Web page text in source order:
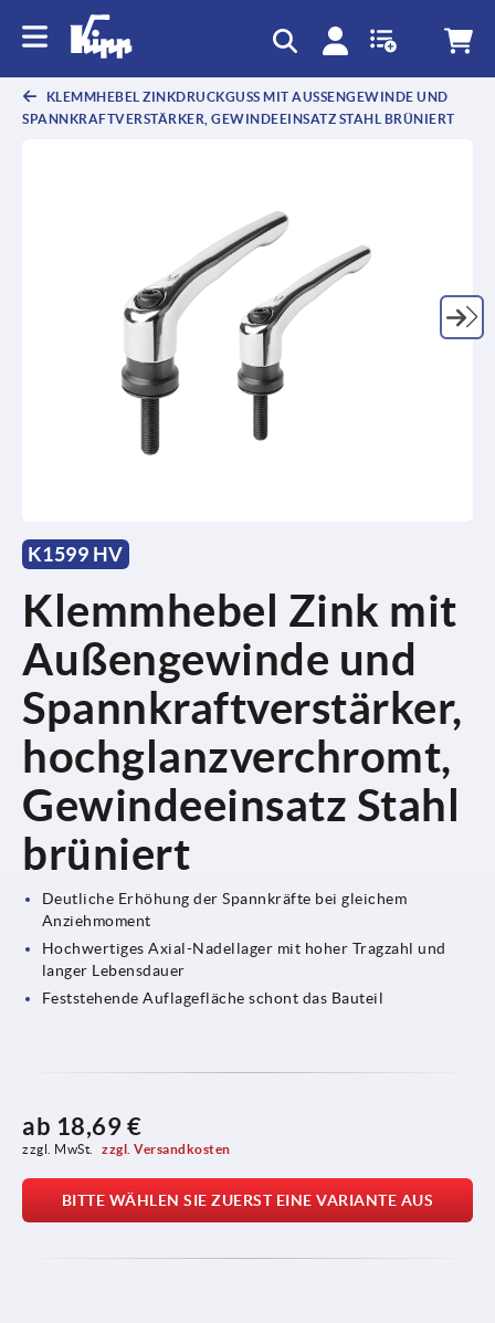
KLEMMHEBEL ZINKDRUCKGUSS MIT AUSSENGEWINDE UND S
PANNKRAFTVERSTÄRKER, GEWINDEEINSATZ STAHL BRÜNIERT
K1599 HV
Klemmhebel Zink mit
Außengewinde und
Spannkraftverstärker,
hochglanzverchromt,
Gewindeeinsatz Stahl
brüniert
Deutliche Erhöhung der Spannkräfte bei gleichem
Anziehmoment
Hochwertiges Axial-Nadellager mit hoher Tragzahl und
langer Lebensdauer
Feststehende Auflagefläche schont das Bauteil
ab 18,69 €
zzgl. MwSt. zzgl. Versandkosten
BITTE WÄHLEN SIE ZUERST EINE VARIANTE AUS